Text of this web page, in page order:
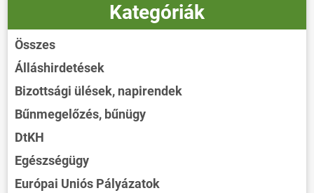
Kategóriák
Összes
Álláshirdetések
Bizottsági ülések, napirendek
Bűnmegelőzés, bűnügy
DtKH
Egészségügy
Európai Uniós Pályázatok